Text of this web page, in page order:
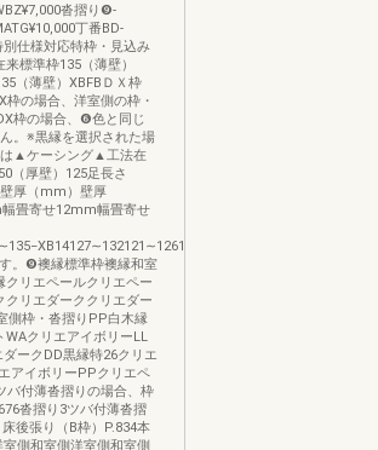
沓摺り❾-
丁番BD-
仕様対応特枠・見込み
標準枠135（薄壁）
（薄壁）XBFBＤＸ枠
の場合、洋室側の枠・
枠の場合、❻色と同じ
。※黒縁を選択された場
は▲ケーシング▲工法在
（厚壁）125足長さ
厚（mm）壁厚
畳寄せ12mm幅畳寄せ
。❾襖縁標準枠襖縁和室
リエペールクリエペー
クリエダーククリエダー
側枠・沓摺りPP白木縁
WAクリエアイボリーLL
ークDD黒縁特26クリエ
アイボリーPPクリエペ
バ付薄沓摺りの場合、枠
沓摺り3ツバ付薄沓摺
後張り（B枠）P.834本
側和室側洋室側和室側